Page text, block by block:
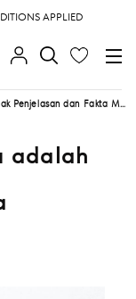
APPLIED
Apakah Berlian Hijau adalah Berlian Asli? Simak Penjelasan dan Fakta Menariknya di Sini!
adalah